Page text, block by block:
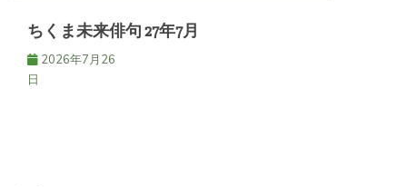
ちくま未来俳句 27年7月
2026年7月26
日